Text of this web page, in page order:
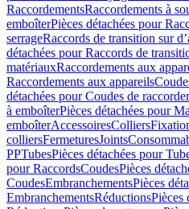
RaccordementsRaccordements à
emboîterPièces détachées pour
serrageRaccords de transition sur
détachées pour Raccords de
matériauxRaccordements aux
Raccordements aux appareils
détachées pour Coudes de
à emboîterPièces détachées pour
emboîterAccessoiresColliers
colliersFermeturesJoints
PPTubesPièces détachées pour
pour RaccordsCoudesPièces
CoudesEmbranchementsPièces
EmbranchementsRéductionsPièces